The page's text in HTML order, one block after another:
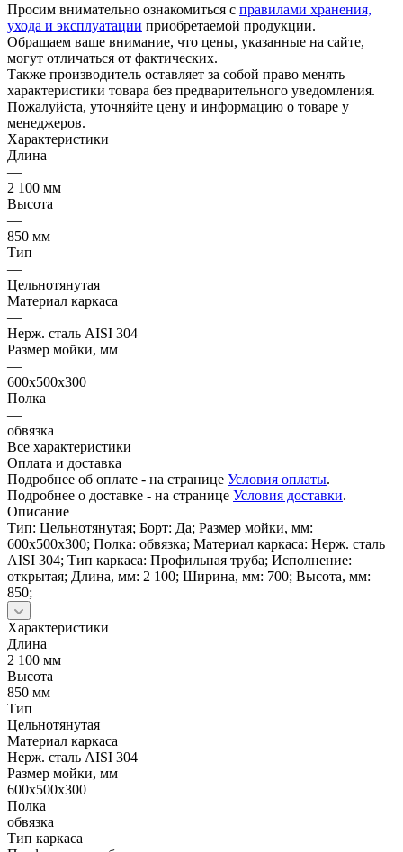
Просим внимательно ознакомиться с правилами хранения,
ухода и эксплуатации приобретаемой продукции.
Обращаем ваше внимание, что цены, указанные на сайте,
могут отличаться от фактических.
Также производитель оставляет за собой право менять
характеристики товара без предварительного уведомления.
Пожалуйста, уточняйте цену и информацию о товаре у
менеджеров.
Характеристики
Длина
—
2 100 мм
Высота
—
850 мм
Тип
—
Цельнотянутая
Материал каркаса
—
Нерж. сталь AISI 304
Размер мойки, мм
—
600х500х300
Полка
—
обвязка
Все характеристики
Оплата и доставка
Подробнее об оплате - на странице Условия оплаты.
Подробнее о доставке - на странице Условия доставки.
Описание
Тип: Цельнотянутая; Борт: Да; Размер мойки, мм:
600х500х300; Полка: обвязка; Материал каркаса: Нерж. сталь
AISI 304; Тип каркаса: Профильная труба; Исполнение:
открытая; Длина, мм: 2 100; Ширина, мм: 700; Высота, мм:
850;
Характеристики
Длина
2 100 мм
Высота
850 мм
Тип
Цельнотянутая
Материал каркаса
Нерж. сталь AISI 304
Размер мойки, мм
600х500х300
Полка
обвязка
Тип каркаса